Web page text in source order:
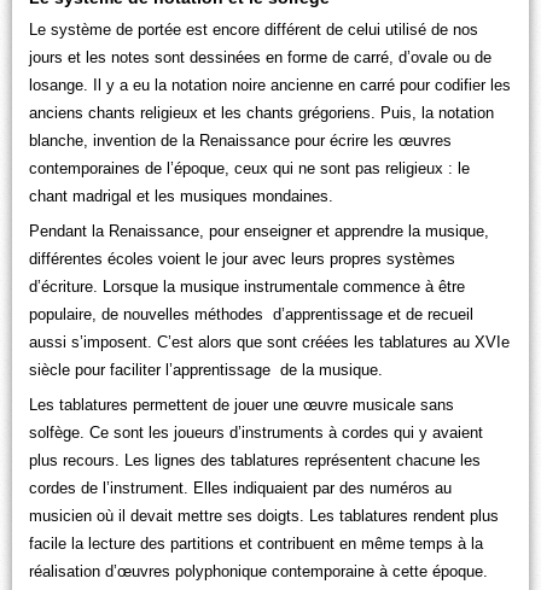
Le système de portée est encore différent de celui utilisé de nos
jours et les notes sont dessinées en forme de carré, d’ovale ou de
losange. Il y a eu la notation noire ancienne en carré pour codifier les
anciens chants religieux et les chants grégoriens. Puis, la notation
blanche, invention de la Renaissance pour écrire les œuvres
contemporaines de l’époque, ceux qui ne sont pas religieux : le
chant madrigal et les musiques mondaines.
Pendant la Renaissance, pour enseigner et apprendre la musique,
différentes écoles voient le jour avec leurs propres systèmes
d’écriture. Lorsque la musique instrumentale commence à être
populaire, de nouvelles méthodes d’apprentissage et de recueil
aussi s’imposent. C’est alors que sont créées les tablatures au XVIe
siècle pour faciliter l’apprentissage de la musique.
Les tablatures permettent de jouer une œuvre musicale sans
solfège. Ce sont les joueurs d’instruments à cordes qui y avaient
plus recours. Les lignes des tablatures représentent chacune les
cordes de l’instrument. Elles indiquaient par des numéros au
musicien où il devait mettre ses doigts. Les tablatures rendent plus
facile la lecture des partitions et contribuent en même temps à la
réalisation d’œuvres polyphonique contemporaine à cette époque.